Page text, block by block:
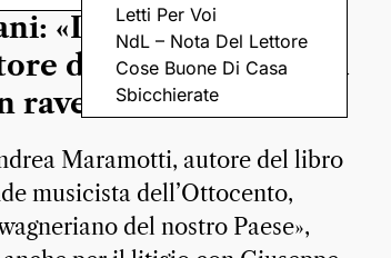
Letti Per Voi
NdL – Nota Del Lettore
Cose Buone Di Casa
Sbicchierate
«Il primo vero
d’orchestra d’Italia
ravennate».
Maramotti, autore del libro
musicista dell’Ottocento,
del nostro Paese»,